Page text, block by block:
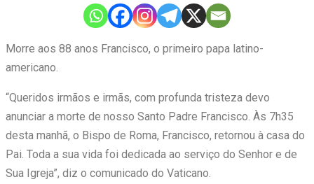
Morre aos 88 anos Francisco, o primeiro papa latino-
americano.
“Queridos irmãos e irmãs, com profunda tristeza devo
anunciar a morte de nosso Santo Padre Francisco. Às 7h35
desta manhã, o Bispo de Roma, Francisco, retornou à casa do
Pai. Toda a sua vida foi dedicada ao serviço do Senhor e de
Sua Igreja”, diz o comunicado do Vaticano.